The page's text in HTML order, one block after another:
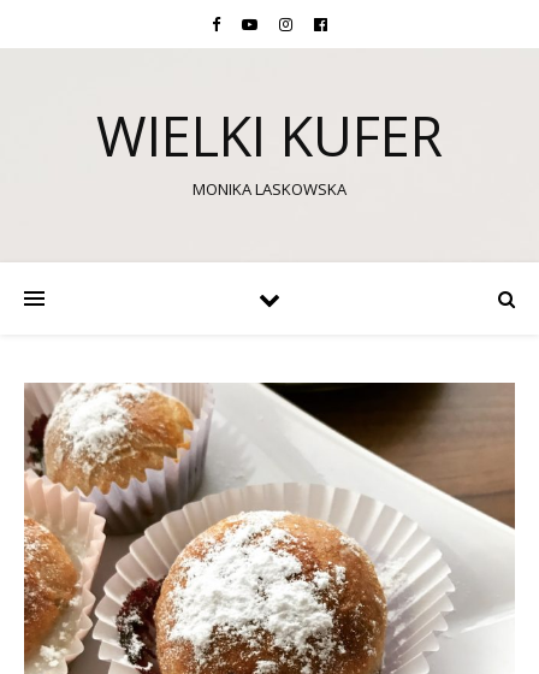
WIELKI KUFER
MONIKA LASKOWSKA